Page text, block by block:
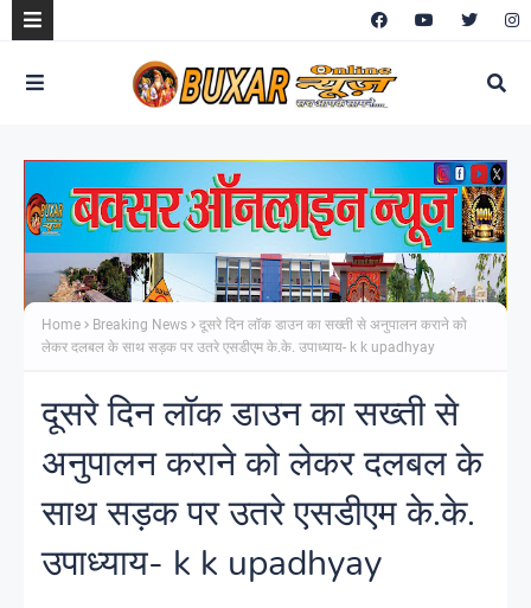
Home Breaking News
दूसरे दिन लॉक डाउन का सख्ती से अनुपालन कराने को
लेकर दलबल के साथ सड़क पर उतरे एसडीएम के.के. उपाध्याय- k k upadhyay
दूसरे दिन लॉक डाउन का सख्ती से
अनुपालन कराने को लेकर दलबल के
साथ सड़क पर उतरे एसडीएम के.के.
उपाध्याय- k k upadhyay